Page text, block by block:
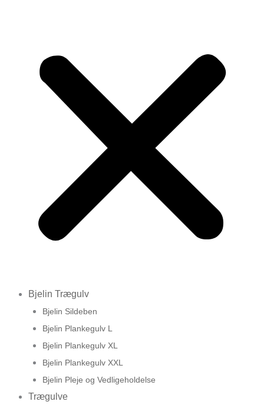
Bjelin Trægulv
Bjelin Sildeben
Bjelin Plankegulv L
Bjelin Plankegulv XL
Bjelin Plankegulv XXL
Bjelin Pleje og Vedligeholdelse
Trægulve